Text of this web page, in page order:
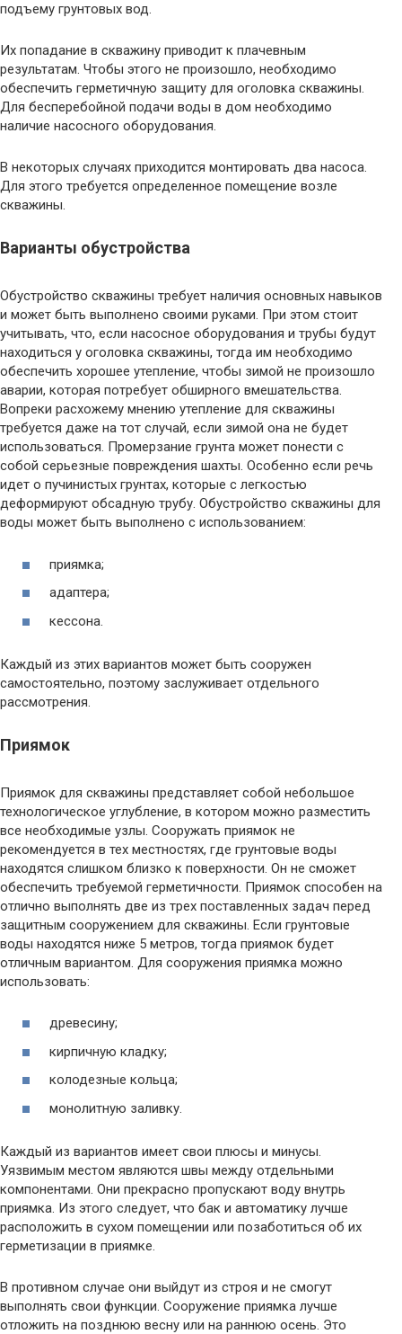
подъему грунтовых вод.
Их попадание в скважину приводит к плачевным
результатам. Чтобы этого не произошло, необходимо
обеспечить герметичную защиту для оголовка скважины.
Для бесперебойной подачи воды в дом необходимо
наличие насосного оборудования.
В некоторых случаях приходится монтировать два насоса.
Для этого требуется определенное помещение возле
скважины.
Варианты обустройства
Обустройство скважины требует наличия основных навыков
и может быть выполнено своими руками. При этом стоит
учитывать, что, если насосное оборудования и трубы будут
находиться у оголовка скважины, тогда им необходимо
обеспечить хорошее утепление, чтобы зимой не произошло
аварии, которая потребует обширного вмешательства.
Вопреки расхожему мнению утепление для скважины
требуется даже на тот случай, если зимой она не будет
использоваться. Промерзание грунта может понести с
собой серьезные повреждения шахты. Особенно если речь
идет о пучинистых грунтах, которые с легкостью
деформируют обсадную трубу. Обустройство скважины для
воды может быть выполнено с использованием:
приямка;
адаптера;
кессона.
Каждый из этих вариантов может быть сооружен
самостоятельно, поэтому заслуживает отдельного
рассмотрения.
Приямок
Приямок для скважины представляет собой небольшое
технологическое углубление, в котором можно разместить
все необходимые узлы. Сооружать приямок не
рекомендуется в тех местностях, где грунтовые воды
находятся слишком близко к поверхности. Он не сможет
обеспечить требуемой герметичности. Приямок способен на
отлично выполнять две из трех поставленных задач перед
защитным сооружением для скважины. Если грунтовые
воды находятся ниже 5 метров, тогда приямок будет
отличным вариантом. Для сооружения приямка можно
использовать:
древесину;
кирпичную кладку;
колодезные кольца;
монолитную заливку.
Каждый из вариантов имеет свои плюсы и минусы.
Уязвимым местом являются швы между отдельными
компонентами. Они прекрасно пропускают воду внутрь
приямка. Из этого следует, что бак и автоматику лучше
расположить в сухом помещении или позаботиться об их
герметизации в приямке.
В противном случае они выйдут из строя и не смогут
выполнять свои функции. Сооружение приямка лучше
отложить на позднюю весну или на раннюю осень. Это